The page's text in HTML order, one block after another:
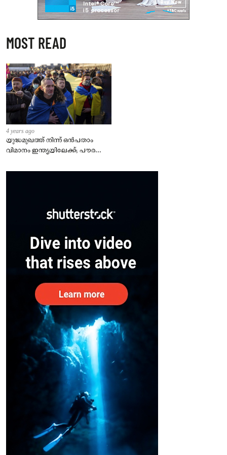
MOST READ
4 years ago
യുദ്ധമുഖത്ത് നിന്ന് ഒൻപതാം
വിമാനം ഇന്ത്യയിലേക്ക്; പൗരന്മാർ
– കേന്ദ്രം